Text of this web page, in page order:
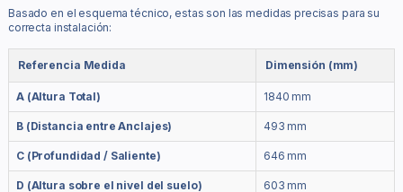
Basado en el esquema técnico, estas son las medidas precisas para su
correcta instalación:
Referencia Medida Dimensión (mm)
A (Altura Total) 1840 mm
B (Distancia entre Anclajes) 493 mm
C (Profundidad / Saliente) 646 mm
D (Altura sobre el nivel del suelo) 603 mm